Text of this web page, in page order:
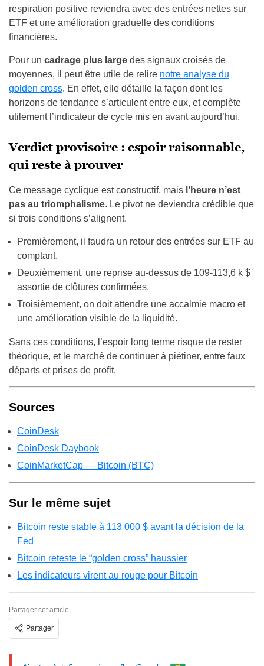
respiration positive reviendra avec des entrées nettes sur
ETF et une amélioration graduelle des conditions
financières.
Pour un cadrage plus large des signaux croisés de
moyennes, il peut être utile de relire notre analyse du
golden cross. En effet, elle détaille la façon dont les
horizons de tendance s’articulent entre eux, et complète
utilement l’indicateur de cycle mis en avant aujourd’hui.
Verdict provisoire : espoir raisonnable,
qui reste à prouver
Ce message cyclique est constructif, mais l’heure n’est
pas au triomphalisme. Le pivot ne deviendra crédible que
si trois conditions s’alignent.
Premièrement, il faudra un retour des entrées sur ETF au
comptant.
Deuxièmement, une reprise au-dessus de 109-113,6 k $
assortie de clôtures confirmées.
Troisièmement, on doit attendre une accalmie macro et
une amélioration visible de la liquidité.
Sans ces conditions, l’espoir long terme risque de rester
théorique, et le marché de continuer à piétiner, entre faux
départs et prises de profit.
Sources
CoinDesk
CoinDesk Daybook
CoinMarketCap — Bitcoin (BTC)
Sur le même sujet
Bitcoin reste stable à 113 000 $ avant la décision de la
Fed
Bitcoin reteste le “golden cross” haussier
Les indicateurs virent au rouge pour Bitcoin
Partager cet article
Partager